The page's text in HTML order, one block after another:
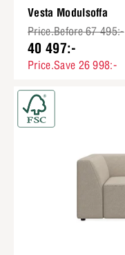
Vesta Modulsoffa
Price.Before 67 495:-
40 497:-
Price.Save 26 998:-